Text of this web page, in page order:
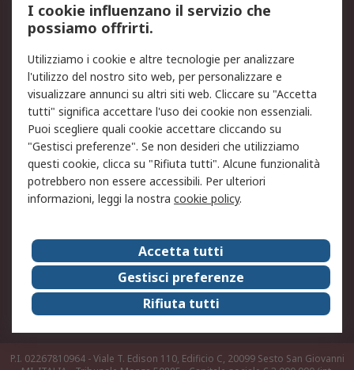
Legale
Informativa Cookie
Informativa Privacy -
Aggiornata
Email Security
Termini d'uso
Condizioni di vendita
Condizioni generali di
servizio
Etica e responsabilità
Chi Siamo
Chi Siamo
Contattaci
Supporto
ESG
Carriere
RS Group
Discovery: il Blog di RS
P.I. 02267810964 - Viale T. Edison 110, Edificio C, 20099 Sesto San Giovanni
I cookie influenzano il servizio che
possiamo offrirti.
Utilizziamo i cookie e altre tecnologie per analizzare
l'utilizzo del nostro sito web, per personalizzare e
visualizzare annunci su altri siti web. Cliccare su "Accetta
tutti" significa accettare l'uso dei cookie non essenziali.
Puoi scegliere quali cookie accettare cliccando su
"Gestisci preferenze". Se non desideri che utilizziamo
questi cookie, clicca su "Rifiuta tutti". Alcune funzionalità
potrebbero non essere accessibili. Per ulteriori
informazioni, leggi la nostra cookie policy.
Accetta tutti
Gestisci preferenze
Rifiuta tutti